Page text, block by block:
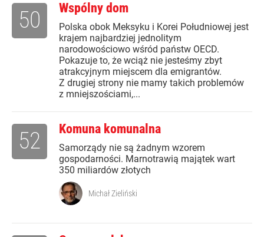
Wspólny dom
Polska obok Meksyku i Korei Południowej jest
krajem najbardziej jednolitym
narodowościowo wśród państw OECD.
Pokazuje to, że wciąż nie jesteśmy zbyt
atrakcyjnym miejscem dla emigrantów.
Z drugiej strony nie mamy takich problemów
z mniejszościami,...
50
Komuna komunalna
Samorządy nie są żadnym wzorem
gospodarności. Marnotrawią majątek wart
350 miliardów złotych
52
Michał Zieliński